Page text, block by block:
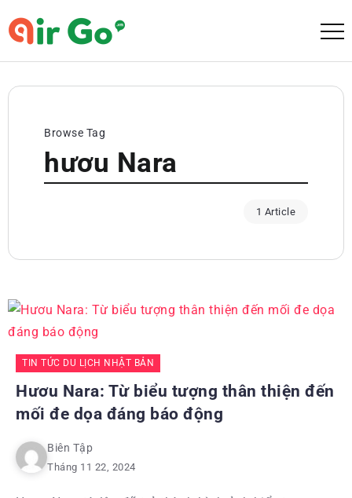
Browse Tag
hươu Nara
1 Article
TIN TỨC DU LỊCH NHẬT BẢN
Hươu Nara: Từ biểu tượng thân thiện đến
mối đe dọa đáng báo động
Biên Tập
Tháng 11 22, 2024